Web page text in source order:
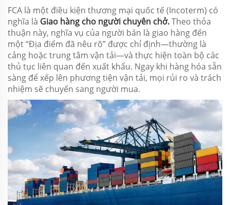
FCA là một điều kiện thương mại quốc tế (Incoterm) có
nghĩa là Giao hàng cho người chuyên chở.Theo thỏa
thuận này, nghĩa vụ của người bán là giao hàng đến
một “Địa điểm đã nêu rõ” được chỉ định—thường là
cảng hoặc trung tâm vận tải—và thực hiện toàn bộ các
thủ tục liên quan đến xuất khẩu. Ngay khi hàng hóa sẵn
sàng để xếp lên phương tiện vận tải, mọi rủi ro và trách
nhiệm sẽ chuyển sang người mua.